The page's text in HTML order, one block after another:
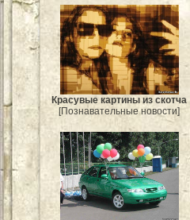
Красувые картины из скотча
[Познавательные новости]